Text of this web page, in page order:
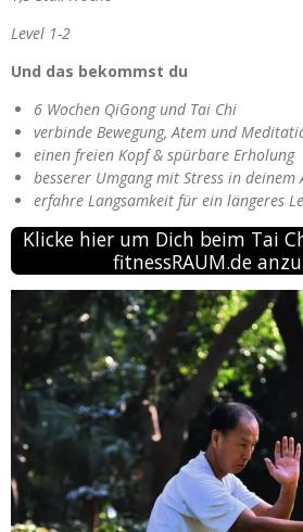
Level 1-2
Und das bekommst du
6 Wochen QiGong und Tai Chi
verbinde Bewegung, Atem und
einen freien Kopf & spürbare Erholung
besserer Umgang mit Stress in deinem
erfahre Langsamkeit für ein längeres
Klicke hier um Dich beim Tai
fitnessRAUM.de